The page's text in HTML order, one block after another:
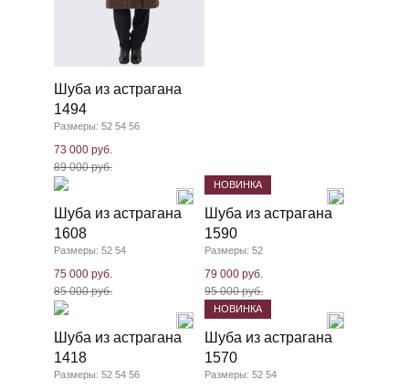
Шуба из астрагана
1494
Размеры: 52 54 56
73 000 руб.
89 000 руб.
Шуба из астрагана
1608
Размеры: 52 54
75 000 руб.
85 000 руб.
НОВИНКА
Шуба из астрагана
1590
Размеры: 52
79 000 руб.
95 000 руб.
Шуба из астрагана
1418
Размеры: 52 54 56
НОВИНКА
Шуба из астрагана
1570
Размеры: 52 54